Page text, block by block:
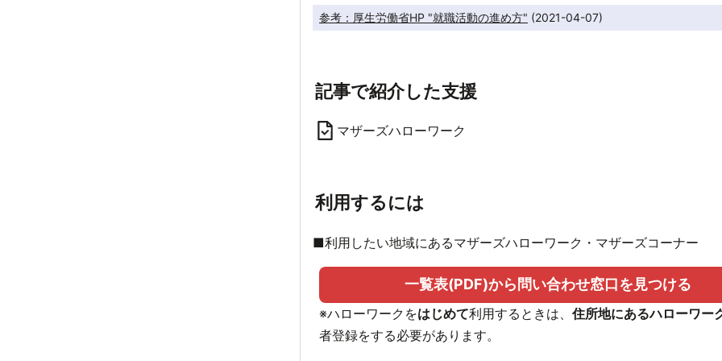
参考：厚生労働省HP "就職活動の進め方" (2021-04-07)
記事で紹介した支援
マザーズハローワーク
利用するには
■利用したい地域にあるマザーズハローワーク・マザーズコーナー
一覧表(PDF)から問い合わせ窓口を見つける
※ハローワークをはじめて利用するときは、 住所地にあるハローワー
者登録をする必要があります。